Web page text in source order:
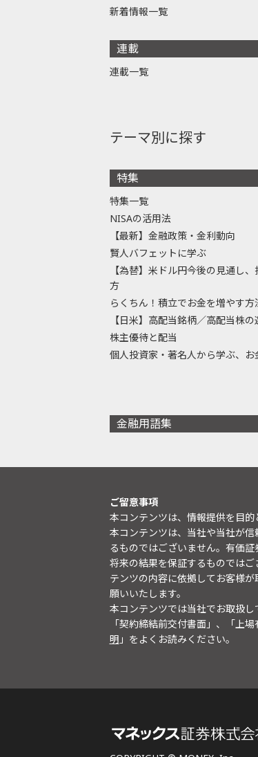
新着情報一覧
連載
連載一覧
テーマ別に探す
特集
特集一覧
NISAの活用法
【最新】金融政策・金利動向
賢人バフェットに学ぶ
【為替】米ドル円今後の見通し
方
らくちん！積立でお金を増やす方
【日米】高配当銘柄／高配当株の
株主優待と配当
個人投資家・著名人から学ぶ、お
金融用語集
ご留意事項
本コンテンツは、情報提供を目的
本コンテンツは、当社や当社が
るものではございません。有価
将来の結果を保証するものでは
テンツの内容に依拠してお客様
願いいたします。
本コンテンツでは当社でお取扱
「契約締結前交付書面」、「上
明 」をよくお読みください。